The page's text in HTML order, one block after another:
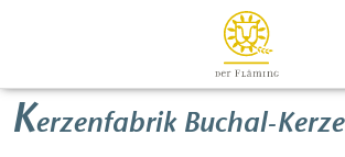
Kerzenfabrik Buchal-